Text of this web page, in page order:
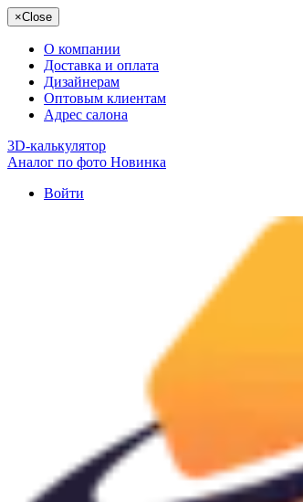
×Close
О компании
Доставка и оплата
Дизайнерам
Оптовым клиентам
Адрес салона
3D-калькулятор
Аналог по фото Новинка
Войти